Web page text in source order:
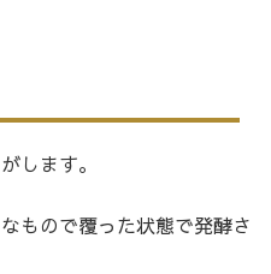
します。
もので覆った状態で発酵さ